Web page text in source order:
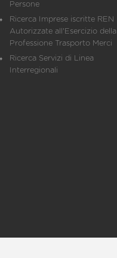
Persone
Ricerca Imprese iscritte REN
Autorizzate all'Esercizio della
Professione Trasporto Merci
Ricerca Servizi di Linea
Interregionali